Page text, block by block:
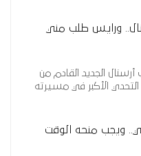
ورايس طلب مني
أرسنال الجديد القادم من
الأكبر في مسيرته
ويجب منحه الوقت